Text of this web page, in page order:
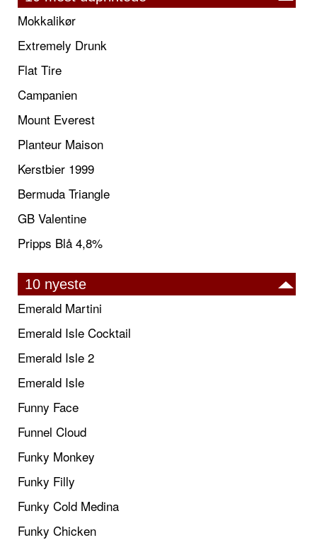
Mokkalikør
Extremely Drunk
Flat Tire
Campanien
Mount Everest
Planteur Maison
Kerstbier 1999
Bermuda Triangle
GB Valentine
Pripps Blå 4,8%
10 nyeste
Emerald Martini
Emerald Isle Cocktail
Emerald Isle 2
Emerald Isle
Funny Face
Funnel Cloud
Funky Monkey
Funky Filly
Funky Cold Medina
Funky Chicken